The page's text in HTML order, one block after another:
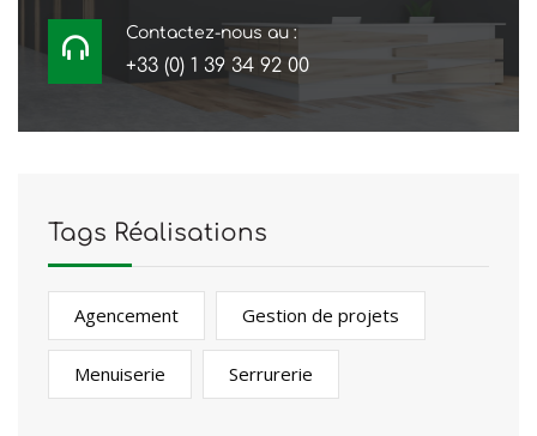
Contactez-nous au :
+33 (0) 1 39 34 92 00
Tags Réalisations
Agencement Gestion de projets
Menuiserie Serrurerie